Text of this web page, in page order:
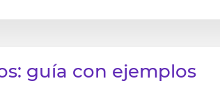
guía con ejemplos